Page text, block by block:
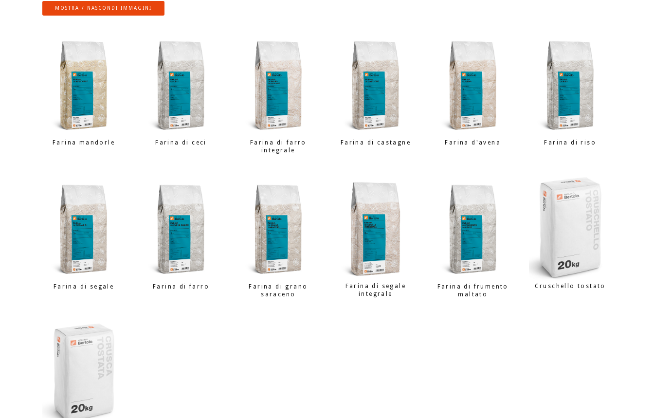
MOSTRA / NASCONDI IMMAGINI
Farina mandorle Farina di ceci
Farina di farro
integrale
Farina di castagne Farina d'avena Farina di riso
Farina di segale Farina di farro
Farina di grano
saraceno
Farina di segale
integrale
Farina di frumento
maltato
Cruschello tostato